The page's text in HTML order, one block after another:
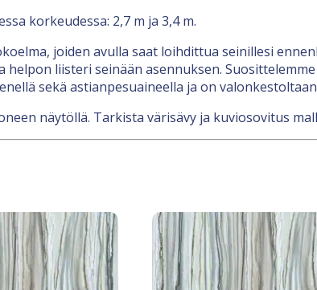
korkeudessa: 2,7 m ja 3,4 m.
joiden avulla saat loihdittua seinillesi
liisteri seinään asennuksen.
sekä astianpesuaineella ja on
näytöllä. Tarkista värisävy ja kuviosovitus